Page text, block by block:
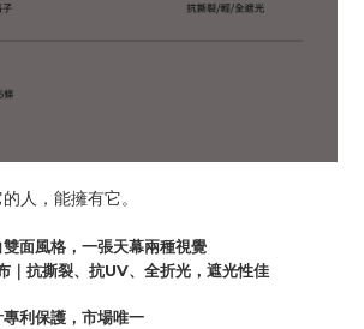
人，能擁有它。
面風格，一張天幕兩種視覺
｜抗撕裂、抗UV、全折光，遮光性佳
利保護，市場唯一